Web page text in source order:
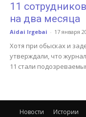
11
на два месяца
Aidai Irgebai - 17 января
Хотя при обысках и
утверждали, что
11 стали
Новости Истории